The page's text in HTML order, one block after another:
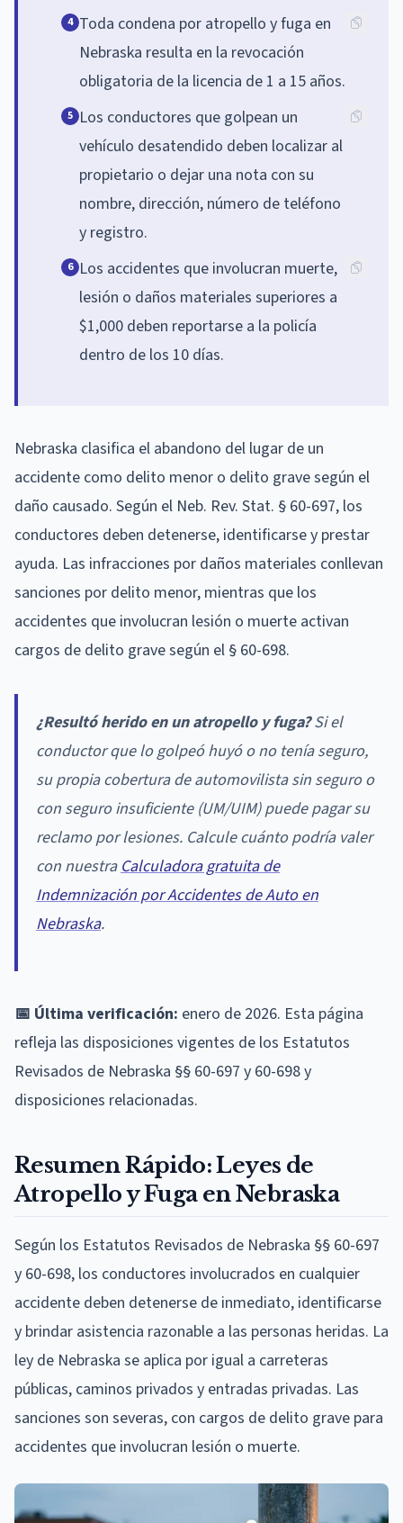
4 Toda condena por atropello y fuga en
Nebraska resulta en la revocación
obligatoria de la licencia de 1 a 15 años.
5 Los conductores que golpean un
vehículo desatendido deben localizar al
propietario o dejar una nota con su
nombre, dirección, número de teléfono
y registro.
6 Los accidentes que involucran muerte,
lesión o daños materiales superiores a
$1,000 deben reportarse a la policía
dentro de los 10 días.
Nebraska clasifica el abandono del lugar de un
accidente como delito menor o delito grave según el
daño causado. Según el Neb. Rev. Stat. § 60-697, los
conductores deben detenerse, identificarse y prestar
ayuda. Las infracciones por daños materiales conllevan
sanciones por delito menor, mientras que los
accidentes que involucran lesión o muerte activan
cargos de delito grave según el § 60-698.
¿Resultó herido en un atropello y fuga?Si el
conductor que lo golpeó huyó o no tenía seguro,
su propia cobertura de automovilista sin seguro o
con seguro insuficiente (UM/UIM) puede pagar su
reclamo por lesiones. Calcule cuánto podría valer
con nuestra Calculadora gratuita de
Indemnización por Accidentes de Auto en
Nebraska.
📅 Última verificación: enero de 2026. Esta página
refleja las disposiciones vigentes de los Estatutos
Revisados de Nebraska §§ 60-697 y 60-698 y
disposiciones relacionadas.
Resumen Rápido: Leyes de
Atropello y Fuga en Nebraska
Según los Estatutos Revisados de Nebraska §§ 60-697
y 60-698, los conductores involucrados en cualquier
accidente deben detenerse de inmediato, identificarse
y brindar asistencia razonable a las personas heridas. La
ley de Nebraska se aplica por igual a carreteras
públicas, caminos privados y entradas privadas. Las
sanciones son severas, con cargos de delito grave para
accidentes que involucran lesión o muerte.